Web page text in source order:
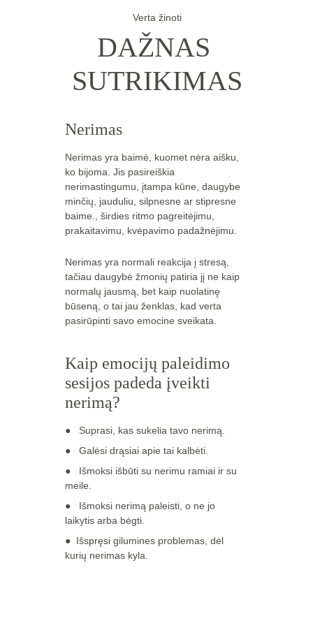
Nerimas
Nerimas yra baimė, kuomet nėra aišku,
ko bijoma. Jis pasireiškia
nerimastingumu, įtampa kūne, daugybe
minčių, jauduliu, silpnesne ar stipresne
baime., širdies ritmo pagreitėjimu,
prakaitavimu, kvėpavimo padažnėjimu.
Nerimas yra normali reakcija į stresą,
tačiau daugybė žmonių patiria jį ne kaip
normalų jausmą, bet kaip nuolatinę
būseną, o tai jau ženklas, kad verta
pasirūpinti savo emocine sveikata.
Kaip emocijų paleidimo
sesijos padeda įveikti
nerimą?
● Suprasi, kas sukelia tavo nerimą.
● Galėsi drąsiai apie tai kalbėti.
● Išmoksi išbūti su nerimu ramiai ir su
meile.
● Išmoksi nerimą paleisti, o ne jo
laikytis arba bėgti.
●  Išspręsi gilumines problemas, dėl
kurių nerimas kyla.
Verta žinoti
DAŽNAS
SUTRIKIMAS